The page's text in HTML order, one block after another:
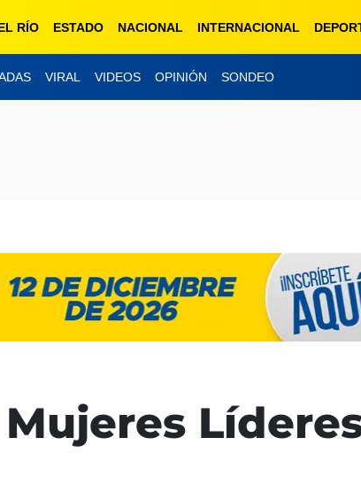
RÍO ESTADO NACIONAL INTERNACIONAL
VIRAL VIDEOS OPINIÓN SONDEO